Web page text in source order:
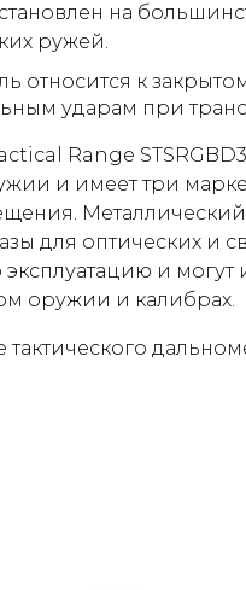
на
ружей.
относится к
ударам при
Range
и имеет три
для оптических и
и могут
оружии и калибрах.